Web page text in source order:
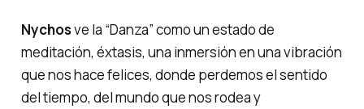
Nychosve la “Danza”como un estado de
meditación, éxtasis, una inmersión en una vibración
que nos hace felices, donde perdemos el sentido
del tiempo, del mundo que nos rodea y